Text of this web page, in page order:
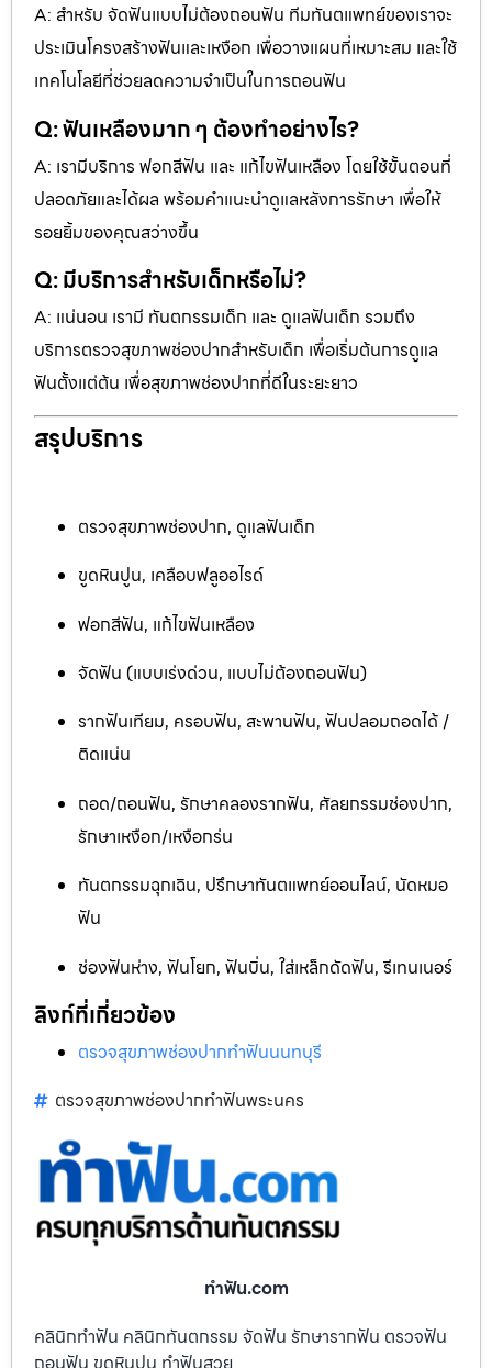
A: สำหรับ จัดฟันแบบไม่ต้องถอนฟัน ทีมทันตแพทย์ของเราจะ
ประเมินโครงสร้างฟันและเหงือก เพื่อวางแผนที่เหมาะสม และใช้
เทคโนโลยีที่ช่วยลดความจำเป็นในการถอนฟัน
Q: ฟันเหลืองมาก ๆ ต้องทำอย่างไร?
A: เรามีบริการ ฟอกสีฟัน และ แก้ไขฟันเหลือง โดยใช้ขั้นตอนที่
ปลอดภัยและได้ผล พร้อมคำแนะนำดูแลหลังการรักษา เพื่อให้
รอยยิ้มของคุณสว่างขึ้น
Q: มีบริการสำหรับเด็กหรือไม่?
A: แน่นอน เรามี ทันตกรรมเด็ก และ ดูแลฟันเด็ก รวมถึง
บริการตรวจสุขภาพช่องปากสำหรับเด็ก เพื่อเริ่มต้นการดูแล
ฟันตั้งแต่ต้น เพื่อสุขภาพช่องปากที่ดีในระยะยาว
สรุปบริการ
ตรวจสุขภาพช่องปาก, ดูแลฟันเด็ก
ขูดหินปูน, เคลือบฟลูออไรด์
ฟอกสีฟัน, แก้ไขฟันเหลือง
จัดฟัน (แบบเร่งด่วน, แบบไม่ต้องถอนฟัน)
รากฟันเทียม, ครอบฟัน, สะพานฟัน, ฟันปลอมถอดได้ /
ติดแน่น
ถอด/ถอนฟัน, รักษาคลองรากฟัน, ศัลยกรรมช่องปาก,
รักษาเหงือก/เหงือกร่น
ทันตกรรมฉุกเฉิน, ปรึกษาทันตแพทย์ออนไลน์, นัดหมอ
ฟัน
ช่องฟันห่าง, ฟันโยก, ฟันบิ่น, ใส่เหล็กดัดฟัน, รีเทนเนอร์
ลิงก์ที่เกี่ยวข้อง
ตรวจสุขภาพช่องปากทำฟันนนทบุรี
ตรวจสุขภาพช่องปากทำฟันพระนคร
ทําฟัน.com
คลินิกทำฟัน คลินิกทันตกรรม จัดฟัน รักษารากฟัน ตรวจฟัน